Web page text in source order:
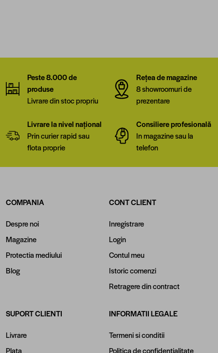
Peste 8.000 de
produse
Livrare din stoc propriu
Rețea de magazine
8 showroomuri de
prezentare
Livrare la nivel național
Prin curier rapid sau
flota proprie
Consiliere profesională
In magazine sau la
telefon
COMPANIA
Despre noi
Magazine
Protectia mediului
Blog
CONT CLIENT
Inregistrare
Login
Contul meu
Istoric comenzi
Retragere din contract
SUPORT CLIENTI
Livrare
Plata
INFORMATII LEGALE
Termeni si conditii
Politica de confidentialitate